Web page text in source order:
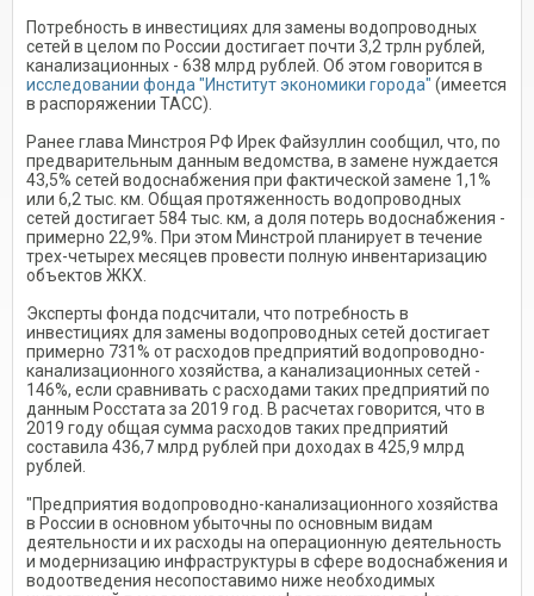
Потребность в инвестициях для замены водопроводных
сетей в целом по России достигает почти 3,2 трлн рублей,
канализационных - 638 млрд рублей. Об этом говорится в
исследовании фонда "Институт экономики города" (имеется
в распоряжении ТАСС).
Ранее глава Минстроя РФ Ирек Файзуллин сообщил, что, по
предварительным данным ведомства, в замене нуждается
43,5% сетей водоснабжения при фактической замене 1,1%
или 6,2 тыс. км. Общая протяженность водопроводных
сетей достигает 584 тыс. км, а доля потерь водоснабжения -
примерно 22,9%. При этом Минстрой планирует в течение
трех-четырех месяцев провести полную инвентаризацию
объектов ЖКХ.
Эксперты фонда подсчитали, что потребность в
инвестициях для замены водопроводных сетей достигает
примерно 731% от расходов предприятий водопроводно-
канализационного хозяйства, а канализационных сетей -
146%, если сравнивать с расходами таких предприятий по
данным Росстата за 2019 год. В расчетах говорится, что в
2019 году общая сумма расходов таких предприятий
составила 436,7 млрд рублей при доходах в 425,9 млрд
рублей.
"Предприятия водопроводно-канализационного хозяйства
в России в основном убыточны по основным видам
деятельности и их расходы на операционную деятельность
и модернизацию инфраструктуры в сфере водоснабжения и
водоотведения несопоставимо ниже необходимых